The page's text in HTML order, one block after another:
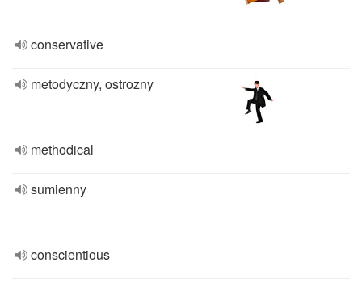
conservative
metodyczny, ostrozny
methodical
sumienny
conscientious